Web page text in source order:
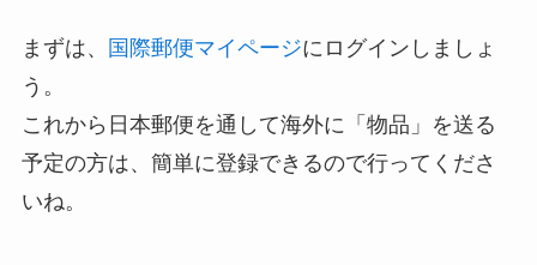
まずは、 国際郵便マイページにログインしましょ
う。
これから日本郵便を通して海外に「物品」を送る
予定の方は、簡単に登録できるので行ってくださ
いね。